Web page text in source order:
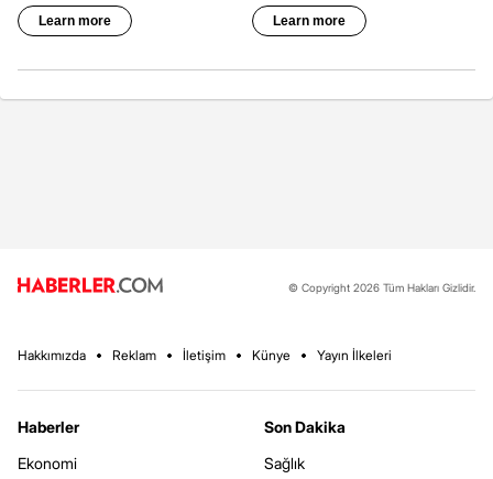
© Copyright 2026 Tüm Hakları Gizlidir.
Hakkımızda Reklam İletişim Künye Yayın İlkeleri
Haberler
Ekonomi
Son Dakika
Sağlık